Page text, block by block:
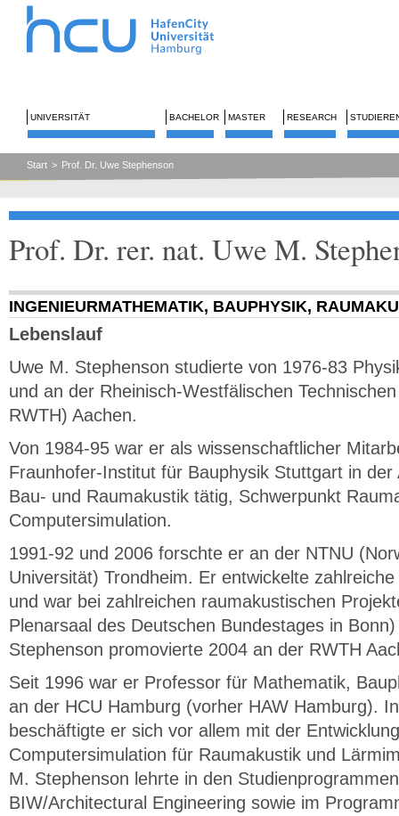
UNIVERSITÄT BACHELOR MASTER RESEARCH
Start > Prof. Dr. Uwe Stephenson
Prof. Dr. rer. nat. Uwe M.
INGENIEURMATHEMATIK, BAUPHYSIK,
Lebenslauf
Uwe M. Stephenson studierte von 1976-83
und an der Rheinisch-Westfälischen
RWTH) Aachen.
Von 1984-95 war er als wissenschaftlicher
Fraunhofer-Institut für Bauphysik Stuttgart in der
Bau- und Raumakustik tätig, Schwerpunkt
Computersimulation.
1991-92 und 2006 forschte er an der NTNU
Universität) Trondheim. Er entwickelte
und war bei zahlreichen raumakustischen
Plenarsaal des Deutschen Bundestages in
Stephenson promovierte 2004 an der RWTH
Seit 1996 war er Professor für Mathematik,
an der HCU Hamburg (vorher HAW Hamburg).
beschäftigte er sich vor allem mit der
Computersimulation für Raumakustik und
M. Stephenson lehrte in den
BIW/Architectural Engineering sowie im